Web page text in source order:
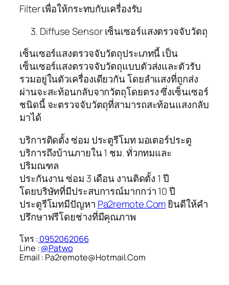
Filter เพื่อให้กระทบกับเครื่องรับ
Diffuse Sensor เซ็นเซอร์แสงตรวจจับวัตถุ
เซ็นเซอร์แสงตรวจจับวัตถุประเภทนี้ เป็น
เซ็นเซอร์แสงตรวจจับวัตถุแบบตัวส่งและตัวรับ
รวมอยู่ในตัวเครื่องเดียวกัน โดยลำแสงที่ถูกส่ง
ผ่านจะสะท้อนกลับจากวัตถุโดยตรง ซึ่งเซ็นเซอร์
ชนิดนี้ จะตรวจจับวัตถุที่สามารถสะท้อนแสงกลับ
มาได้
บริการติดตั้ง ซ่อม ประตูรีโมท มอเตอร์ประตู
บริการถึงบ้านภายใน 1 ชม. ทั่วกทมและ
ปริมณฑล
ประกันงาน ซ่อม 3 เดือน งานติดตั้ง 1 ปี
โดยบริษัทที่มีประสบการณ์มากกว่า 10 ปี
ประตูรีโมทมีปัญหา Pa2remote.Comยินดีให้คำ
ปรึกษาฟรีโดยช่างที่มีคุณภาพ
โทร :0952062066
Line :@Patwo
Email : Pa2remote@Hotmail.Com